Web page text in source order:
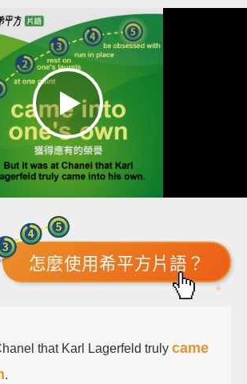
怎麼使用希平方片語？
that Karl Lagerfeld truly came
.